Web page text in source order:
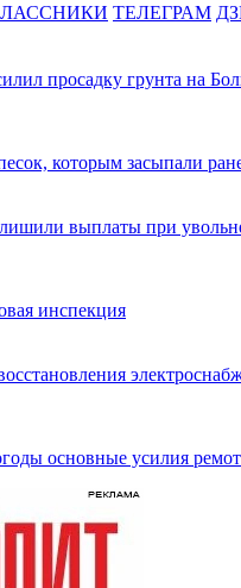
ТЕЛЕГРАМ
просадку грунта на
которым засыпали
выплаты при
инспекция
основные усилия